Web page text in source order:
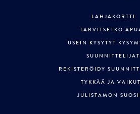
LAHJAKORTTI
TARVITSETKO
USEIN KYSYTYT
SUUNNITTELIJAT
REKISTERÖIDY
TYKKÄÄ JA
JULISTAMON